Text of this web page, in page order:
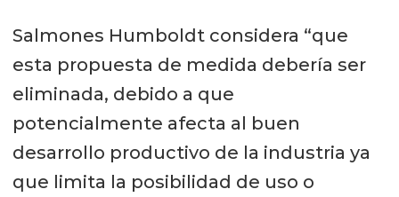
Salmones Humboldt considera “que
esta propuesta de medida debería ser
eliminada, debido a que
potencialmente afecta al buen
desarrollo productivo de la industria ya
que limita la posibilidad de uso o